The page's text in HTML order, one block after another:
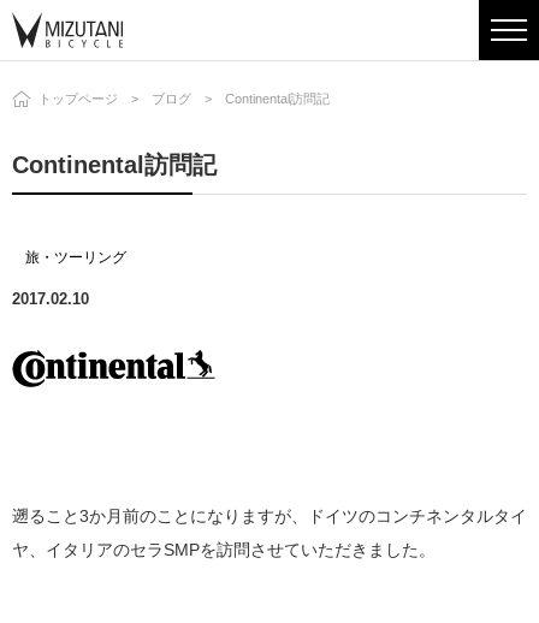
トップページ ブログ Continental訪問記
Continental訪問記
旅・ツーリング
2017.02.10
遡ること3か月前のことになりますが、ドイツのコンチネンタルタイ
ヤ、イタリアのセラSMPを訪問させていただきました。